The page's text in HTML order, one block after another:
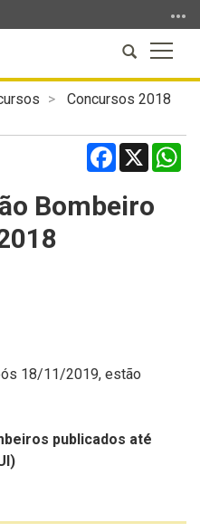
a
Abrir
a
busca
Concursos 2018
Facebook
X
Bombeiro
18/11/2019, estão
publicados até